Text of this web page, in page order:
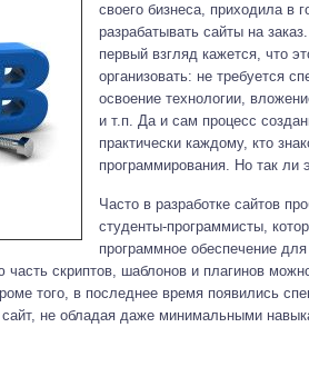
своего бизнеса, приходила в
разрабатывать сайты на заказ.
первый взгляд кажется, что
организовать: не требуется
освоение технологии,
и т.п. Да и сам процесс
практически каждому, кто
программирования. Но так ли
Часто в разработке сайтов
студенты-программисты,
программное обеспечение
скриптов, шаблонов и плагинов
того, в последнее время появились
не обладая даже минимальными